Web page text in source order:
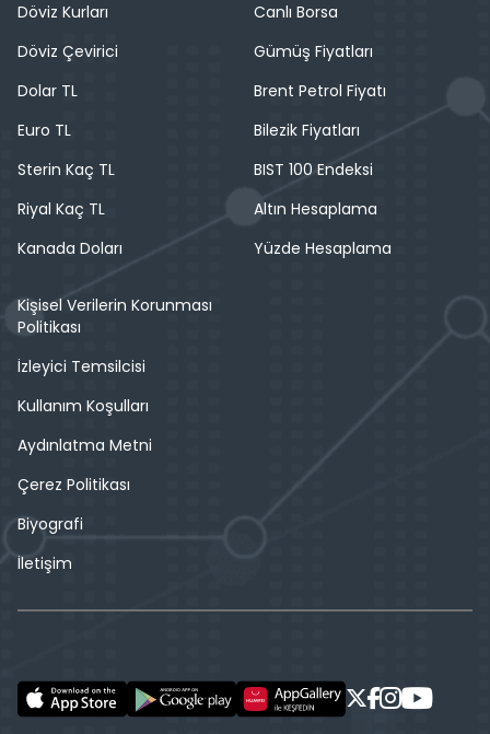
Döviz Kurları
Döviz Çevirici
Dolar TL
Euro TL
Sterin Kaç TL
Riyal Kaç TL
Kanada Doları
Canlı Borsa
Gümüş Fiyatları
Brent Petrol Fiyatı
Bilezik Fiyatları
BIST 100 Endeksi
Altın Hesaplama
Yüzde Hesaplama
Kişisel Verilerin Korunması
Politikası
İzleyici Temsilcisi
Kullanım Koşulları
Aydınlatma Metni
Çerez Politikası
Biyografi
İletişim